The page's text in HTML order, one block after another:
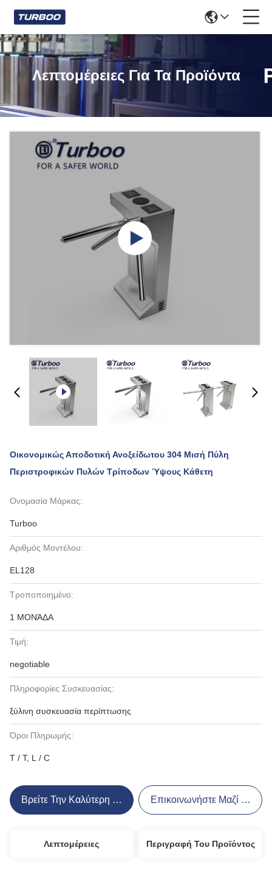
Λεπτομέρειες Για Τα Προϊόντα
Οικονομικώς Αποδοτική Ανοξείδωτου 304 Μισή Πύλη
Περιστροφικών Πυλών Τρίποδων Ύψους Κάθετη
Ονομασία Μάρκας:
Turboo
Αριθμός Μοντέλου:
EL128
Τροποποιημένο:
1 ΜΟΝΆΔΑ
Τιμή:
negotiable
Πληροφορίες Συσκευασίας:
ξύλινη συσκευασία περίπτωσης
Όροι Πληρωμής:
T / T, L / C
Βρείτε Την Καλύτερη Τιμή Επικοινωνήστε Μαζί Μας
Λεπτομέρειες Περιγραφή Του Προϊόντος